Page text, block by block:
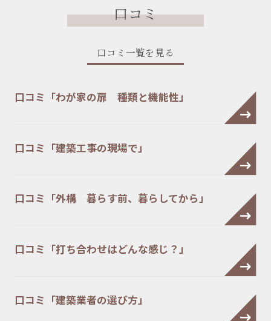
口コミ
口コミ一覧を見る
口コミ「わが家の扉 種類と機能性」
口コミ「建築工事の現場で」
口コミ「外構 暮らす前、暮らしてから」
口コミ「打ち合わせはどんな感じ？」
口コミ「建築業者の選び方」